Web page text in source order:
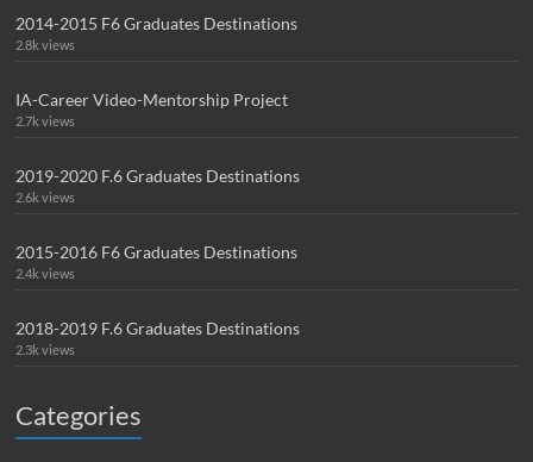
2014-2015 F6 Graduates Destinations
2.8k views
IA-Career Video-Mentorship Project
2.7k views
2019-2020 F.6 Graduates Destinations
2.6k views
2015-2016 F6 Graduates Destinations
2.4k views
2018-2019 F.6 Graduates Destinations
2.3k views
Categories